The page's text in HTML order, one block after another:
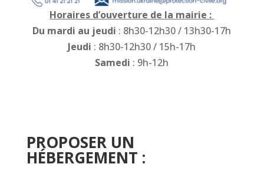
Horaires d’ouverture de la mairie :
Du mardi au jeudi : 8h30-12h30 / 13h30-17h
Jeudi : 8h30-12h30 / 15h-17h
Samedi : 9h-12h
PROPOSER UN
HÉBERGEMENT :